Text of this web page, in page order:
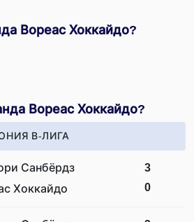
Вореас Хоккайдо?
Вореас Хоккайдо?
В-ЛИГА
Санбёрдз
Хоккайдо
3
0